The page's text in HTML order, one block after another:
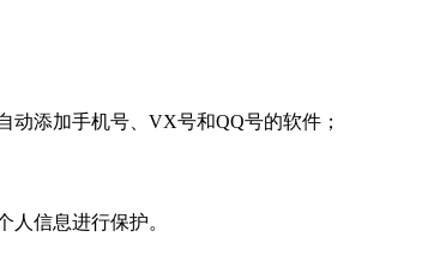
添加手机号、VX号和QQ号的软件；
信息进行保护。